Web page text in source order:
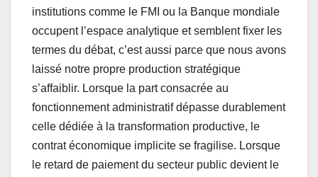
institutions comme le FMI ou la Banque mondiale
occupent l’espace analytique et semblent fixer les
termes du débat, c’est aussi parce que nous avons
laissé notre propre production stratégique
s’affaiblir. Lorsque la part consacrée au
fonctionnement administratif dépasse durablement
celle dédiée à la transformation productive, le
contrat économique implicite se fragilise. Lorsque
le retard de paiement du secteur public devient le